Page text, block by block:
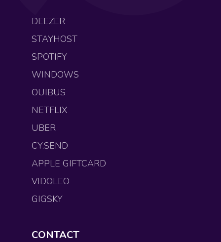
DEEZER
STAYHOST
SPOTIFY
WINDOWS
OUIBUS
NETFLIX
UBER
CY.SEND
APPLE GIFTCARD
VIDOLEO
GIGSKY
CONTACT